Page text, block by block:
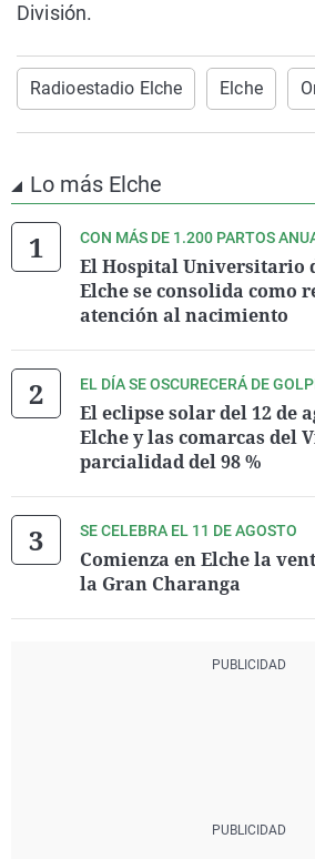
División.
Radioestadio Elche Elche
Lo más Elche
CON MÁS DE 1.200 PARTOS
El Hospital Universitario
Elche se consolida como
atención al nacimiento
EL DÍA SE OSCURECERÁ DE
El eclipse solar del 12 de
Elche y las comarcas del
parcialidad del 98 %
SE CELEBRA EL 11 DE AGOSTO
Comienza en Elche la
la Gran Charanga